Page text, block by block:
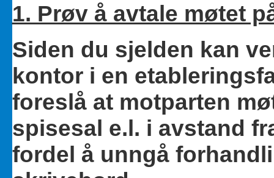
1. Prøv å avtale møtet
Siden du sjelden kan
kontor i en
foreslå at motparten
spisesal e.l. i avstand
fordel å unngå